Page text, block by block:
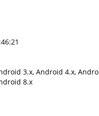
3.x, Android 4.x,
8.x